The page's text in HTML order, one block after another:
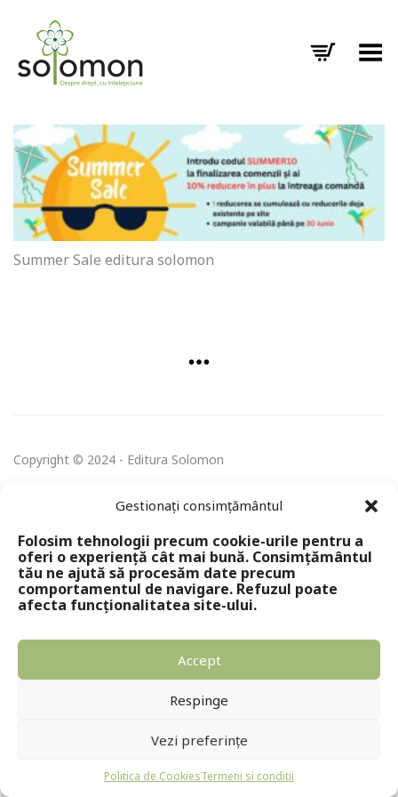
Gestionați consimțământul
Folosim tehnologii precum cookie-urile pentru a
oferi o experiență cât mai bună. Consimțământul
tău ne ajută să procesăm date precum
comportamentul de navigare. Refuzul poate
afecta funcționalitatea site-ului.
Accept
Respinge
Vezi preferințe
Politica de CookiesTermeni si conditii
Toggle Menu
Summer Sale editura solomon
Copyright © 2024 - Editura Solomon